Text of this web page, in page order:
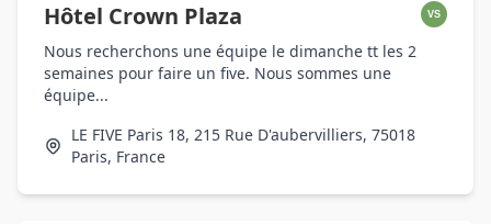
Hôtel Crown Plaza VS
Nous recherchons une équipe le dimanche tt les 2
semaines pour faire un five. Nous sommes une
équipe...
LE FIVE Paris 18, 215 Rue D'aubervilliers, 75018
Paris, France